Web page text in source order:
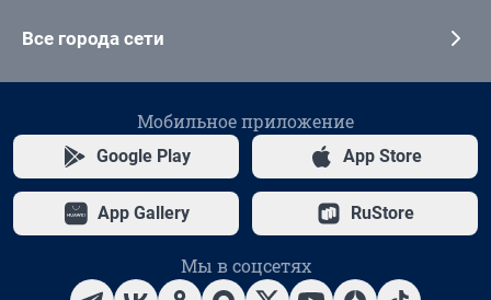
Все города сети
Мобильное приложение
Google Play App Store
App Gallery RuStore
Мы в соцсетях